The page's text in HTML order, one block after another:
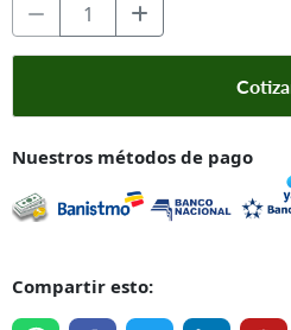
Nuestros métodos de pago
Compartir esto: